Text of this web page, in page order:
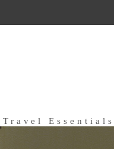
Travel Essentials